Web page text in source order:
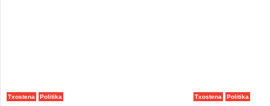
Txostena Politika Txostena Politika